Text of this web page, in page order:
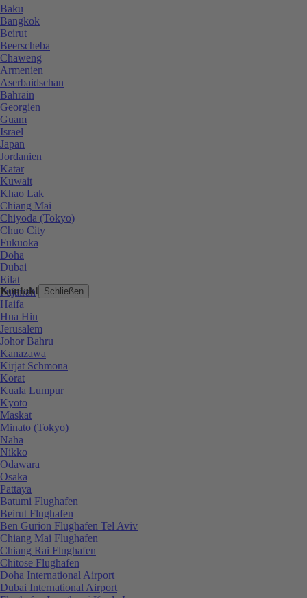
Kontakt Schließen
Baku
Bangkok
Beirut
Beerscheba
Chaweng
Armenien
Aserbaidschan
Bahrain
Georgien
Guam
Israel
Japan
Jordanien
Katar
Kuwait
Khao Lak
Chiang Mai
Chiyoda (Tokyo)
Chuo City
Fukuoka
Doha
Dubai
Eilat
Fujairah
Haifa
Hua Hin
Jerusalem
Johor Bahru
Kanazawa
Kirjat Schmona
Korat
Kuala Lumpur
Kyoto
Maskat
Minato (Tokyo)
Naha
Nikko
Odawara
Osaka
Pattaya
Batumi Flughafen
Beirut Flughafen
Ben Gurion Flughafen Tel Aviv
Chiang Mai Flughafen
Chiang Rai Flughafen
Chitose Flughafen
Doha International Airport
Dubai International Airport